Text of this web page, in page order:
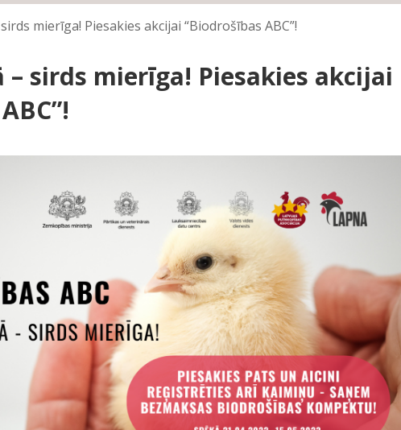
mierīga! Piesakies akcijai “Biodrošības ABC”!
– sirds mierīga! Piesakies akcijai